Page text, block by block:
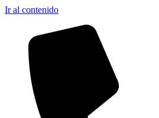
Ir al contenido